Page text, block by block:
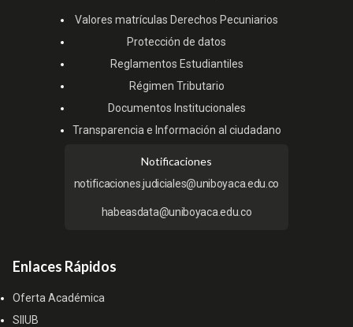
Valores matrículas Derechos Pecuniarios
Protección de datos
Reglamentos Estudiantiles
Régimen Tributario
Documentos Institucionales
Transparencia e Información al ciudadano
Notificaciones
notificaciones.judiciales@uniboyaca.edu.co
habeasdata@uniboyaca.edu.co
Enlaces Rápidos
Oferta Académica
SIIUB